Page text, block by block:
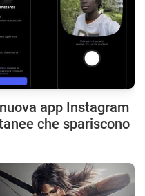
app Instagram
che spariscono